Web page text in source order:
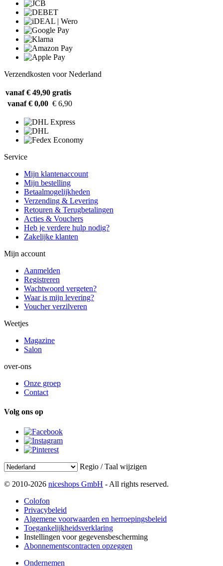
Verzendkosten voor Nederland
vanaf € 49,90 gratis
vanaf € 0,00 € 6,90
Service
Mijn klantenaccount
Mijn bestelling
Betaalmogelijkheden
Verzending & Levering
Retouren & Terugbetalingen
Acties & Vouchers
Heb je verdere hulp nodig?
Zakelijke klanten
Mijn account
Aanmelden
Registreren
Wachtwoord vergeten?
Waar is mijn levering?
Voucher verzilveren
Weetjes
Magazine
Salon
over-ons
Onze groep
Contact
Volg ons op
Regio / Taal wijzigen
© 2010-2026 niceshops GmbH - All rights reserved.
Colofon
Privacybeleid
Algemene voorwaarden en herroepingsbeleid
Toegankelijkheidsverklaring
Instellingen voor gegevensbescherming
Abonnementscontracten opzeggen
Ondernemen